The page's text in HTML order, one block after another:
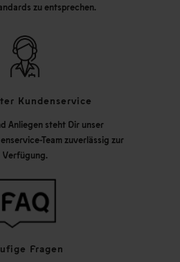
zu entsprechen.
Kundenservice
Anliegen steht Dir unser
Team zuverlässig zur
Verfügung.
Fragen